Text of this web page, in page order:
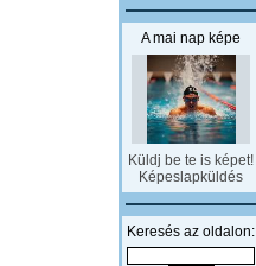
A mai nap képe
Küldj be te is képet!
Képeslapküldés
Keresés az oldalon: